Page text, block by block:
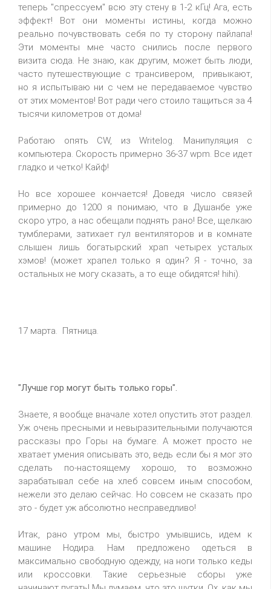
теперь "спрессуем" всю эту стену в 1-2 кГц! Ага, есть
эффект! Вот они моменты истины, когда можно
реально почувствовать себя по ту сторону пайлапа!
Эти моменты мне часто снились после первого
визита сюда. Не знаю, как другим, может быть люди,
часто путешествующие с трансивером, привыкают,
но я испытываю ни с чем не передаваемое чувство
от этих моментов! Вот ради чего стоило тащиться за 4
тысячи километров от дома!
Работаю опять CW, из Writelog. Манипуляция с
компьютера. Скорость примерно 36-37 wpm. Все идет
гладко и четко! Кайф!
Но все хорошее кончается! Доведя число связей
примерно до 1200 я понимаю, что в Душанбе уже
скоро утро, а нас обещали поднять рано! Все, щелкаю
тумблерами, затихает гул вентиляторов и в комнате
слышен лишь богатырский храп четырех усталых
хэмов! (может храпел только я один? Я - точно, за
остальных не могу сказать, а то еще обидятся! hihi).
17 марта. Пятница.
"Лучше гор могут быть только горы".
Знаете, я вообще вначале хотел опустить этот раздел.
Уж очень пресными и невыразительными получаются
рассказы про Горы на бумаге. А может просто не
хватает умения описывать это, ведь если бы я мог это
сделать по-настоящему хорошо, то возможно
зарабатывал себе на хлеб совсем иным способом,
нежели это делаю сейчас. Но совсем не сказать про
это - будет уж абсолютно несправедливо!
Итак, рано утром мы, быстро умывшись, идем к
машине Нодира. Нам предложено одеться в
максимально свободную одежду, на ноги только кеды
или кроссовки. Такие серьезные сборы уже